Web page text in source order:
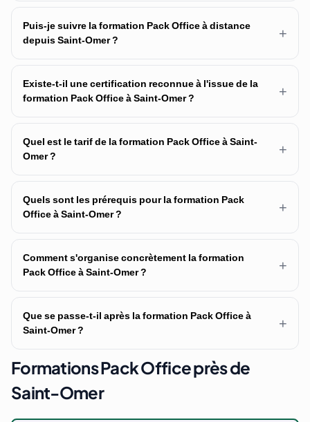
Puis-je suivre la formation Pack Office à distance
depuis Saint-Omer ?
+
Existe-t-il une certification reconnue à l'issue de la
formation Pack Office à Saint-Omer ?
+
Quel est le tarif de la formation Pack Office à Saint-
Omer ?
+
Quels sont les prérequis pour la formation Pack
Office à Saint-Omer ?
+
Comment s'organise concrètement la formation
Pack Office à Saint-Omer ?
+
Que se passe-t-il après la formation Pack Office à
Saint-Omer ?
+
Formations Pack Office près de
Saint-Omer